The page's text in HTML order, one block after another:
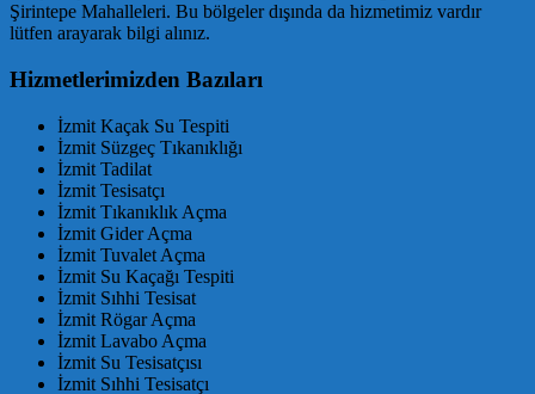
Şirintepe Mahalleleri. Bu bölgeler dışında da hizmetimiz vardır
lütfen arayarak bilgi alınız.
Hizmetlerimizden Bazıları
İzmit Kaçak Su Tespiti
İzmit Süzgeç Tıkanıklığı
İzmit Tadilat
İzmit Tesisatçı
İzmit Tıkanıklık Açma
İzmit Gider Açma
İzmit Tuvalet Açma
İzmit Su Kaçağı Tespiti
İzmit Sıhhi Tesisat
İzmit Rögar Açma
İzmit Lavabo Açma
İzmit Su Tesisatçısı
İzmit Sıhhi Tesisatçı